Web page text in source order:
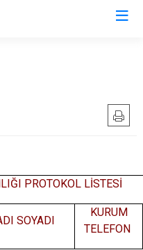
PROTOKOL LİSTESİ
SOYADI
KURUM
TELEFON